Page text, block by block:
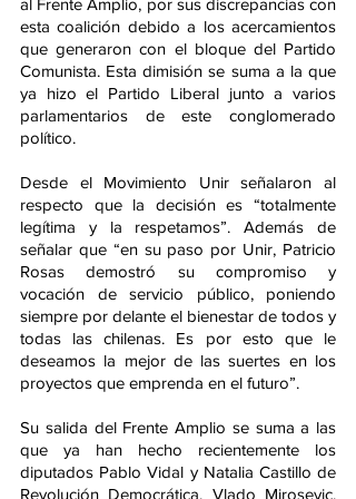
al Frente Amplio, por sus discrepancias con
esta coalición debido a los acercamientos
que generaron con el bloque del Partido
Comunista. Esta dimisión se suma a la que
ya hizo el Partido Liberal junto a varios
parlamentarios de este conglomerado
político.
Desde el Movimiento Unir señalaron al
respecto que la decisión es “totalmente
legítima y la respetamos”. Además de
señalar que “en su paso por Unir, Patricio
Rosas demostró su compromiso y
vocación de servicio público, poniendo
siempre por delante el bienestar de todos y
todas las chilenas. Es por esto que le
deseamos la mejor de las suertes en los
proyectos que emprenda en el futuro”.
Su salida del Frente Amplio se suma a las
que ya han hecho recientemente los
diputados Pablo Vidal y Natalia Castillo de
Revolución Democrática, Vlado Mirosevic,